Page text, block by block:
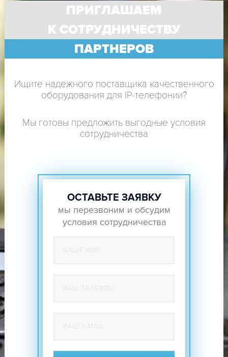
ПРИГЛАШАЕМ
К СОТРУДНИЧЕСТВУ
ПАРТНЕРОВ
Ищите надежного поставщика качественного
оборудования для IP-телефонии?
Мы готовы предложить выгодные условия
сотрудничества
ОСТАВЬТЕ ЗАЯВКУ
мы перезвоним и обсудим
условия сотрудничества